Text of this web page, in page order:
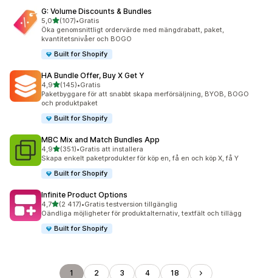
G: Volume Discounts & Bundles
5,0av 5 stjärnor
(107)
107 recensioner totalt
•Gratis
Öka genomsnittligt ordervärde med mängdrabatt, paket,
kvantitetsnivåer och BOGO
Built for Shopify
HA Bundle Offer, Buy X Get Y
4,9av 5 stjärnor
(145)
145 recensioner totalt
•Gratis
Paketbyggare för att snabbt skapa merförsäljning, BYOB, BOGO
och produktpaket
Built for Shopify
MBC Mix and Match Bundles App
4,9av 5 stjärnor
(351)
351 recensioner totalt
•Gratis att installera
Skapa enkelt paketprodukter för köp en, få en och köp X, få Y
Built for Shopify
Infinite Product Options
4,7av 5 stjärnor
(2 417)
2417 recensioner totalt
•Gratis testversion tillgänglig
Oändliga möjligheter för produktalternativ, textfält och tillägg
Built for Shopify
1 2 3 4 18